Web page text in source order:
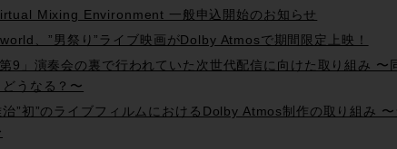
Mixing Environment 一般申込開始のお知らせ
、”男祭り”ライブ映画がDolby Atmosで期間限定上映！
9」演奏会の裏で行われていた次世代配信に向けた取り組み 〜
うなる？〜
治”初”のライブフィルムにおけるDolby Atmos制作の取り組み